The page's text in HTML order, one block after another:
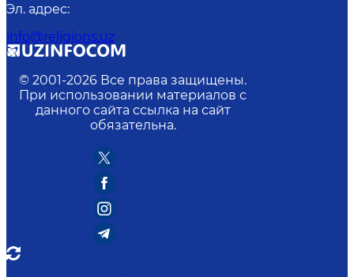
Эл. адрес:
info@religions.uz
© 2001-2026 Все права защищены.
При использовании материалов с
данного сайта ссылка на сайт
обязательна.